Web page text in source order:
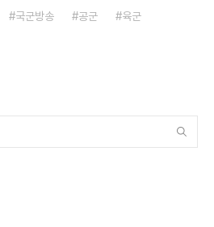
국군방송 공군 육군